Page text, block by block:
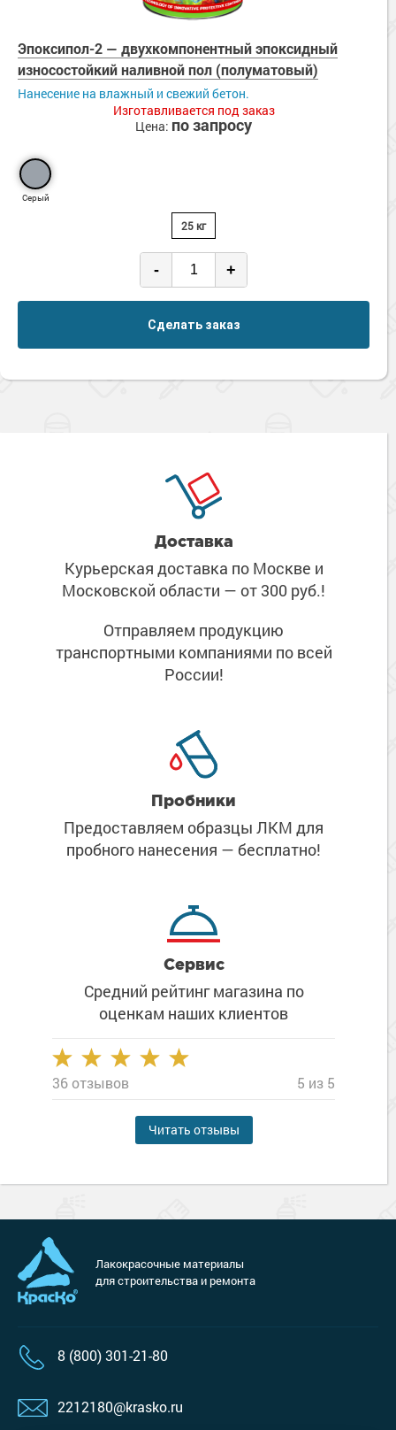
Эпоксипол-2 — двухкомпонентный эпоксидный
износостойкий наливной пол (полуматовый)
Нанесение на влажный и свежий бетон.
Изготавливается под заказ
Цена: по запросу
Серый
25 кг
- +
Сделать заказ
Доставка
Курьерская доставка по Москве и
Московской области — от 300 руб.!
Отправляем продукцию
транспортными компаниями по всей
России!
Пробники
Предоставляем образцы ЛКМ для
пробного нанесения — бесплатно!
Сервис
Средний рейтинг магазина по
оценкам наших клиентов
36 отзывов 5 из 5
Читать отзывы
Лакокрасочные материалы
для строительства и ремонта
8 (800) 301-21-80
2212180@krasko.ru